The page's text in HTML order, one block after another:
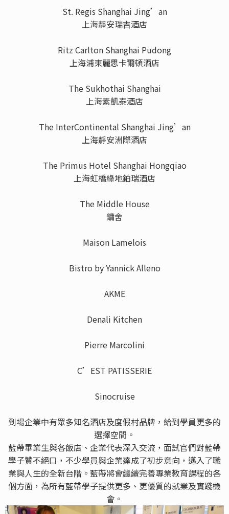
St. Regis Shanghai Jing’an
上海靜安瑞吉酒店
Ritz Carlton Shanghai Pudong
上海浦東麗思卡爾頓酒店
The Sukhothai Shanghai
上海素凱泰酒店
The InterContinental Shanghai Jing’an
上海靜安洲際酒店
The Primus Hotel Shanghai Hongqiao
上海虹橋綠地鉑瑞酒店
The Middle House
鏞舍
Maison Lamelois
Bistro by Yannick Alleno
AKME
Denali Kitchen
Pierre Marcolini
C’EST PATISSERIE
Sinocruise
到場企業中有眾多知名酒店及度假村品牌，給到學員更多的
選擇空間。
藍帶畢業生與各飯店、企業代表深入交流，面試官們對藍帶
學子贊不絕口，不少學員與企業達成了初步意向，邁入了職
業與人生的全新台階。藍帶將會繼續完善專業教育課程的各
個方面，為所有藍帶學子提供更多、更優質的就業及實踐機
會。